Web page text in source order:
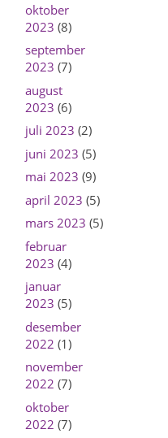
oktober
2023 (8)
september
2023 (7)
august
2023 (6)
juli 2023 (2)
juni 2023 (5)
mai 2023 (9)
april 2023 (5)
mars 2023 (5)
februar
2023 (4)
januar
2023 (5)
desember
2022 (1)
november
2022 (7)
oktober
2022 (7)